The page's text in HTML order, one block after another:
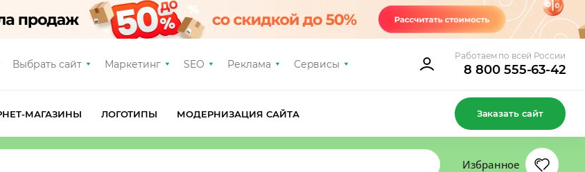
Выбрать сайт Маркетинг SEO Реклама Сервисы
Работаем по всей России
8 800 555-63-42
МАГАЗИНЫ ЛОГОТИПЫ МОДЕРНИЗАЦИЯ САЙТА Заказать сайт
Избранное